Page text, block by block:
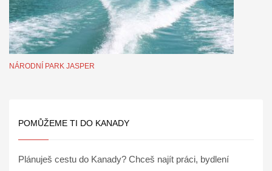
NÁRODNÍ PARK JASPER
POMŮŽEME TI DO KANADY
Plánuješ cestu do Kanady? Chceš najít práci, bydlení